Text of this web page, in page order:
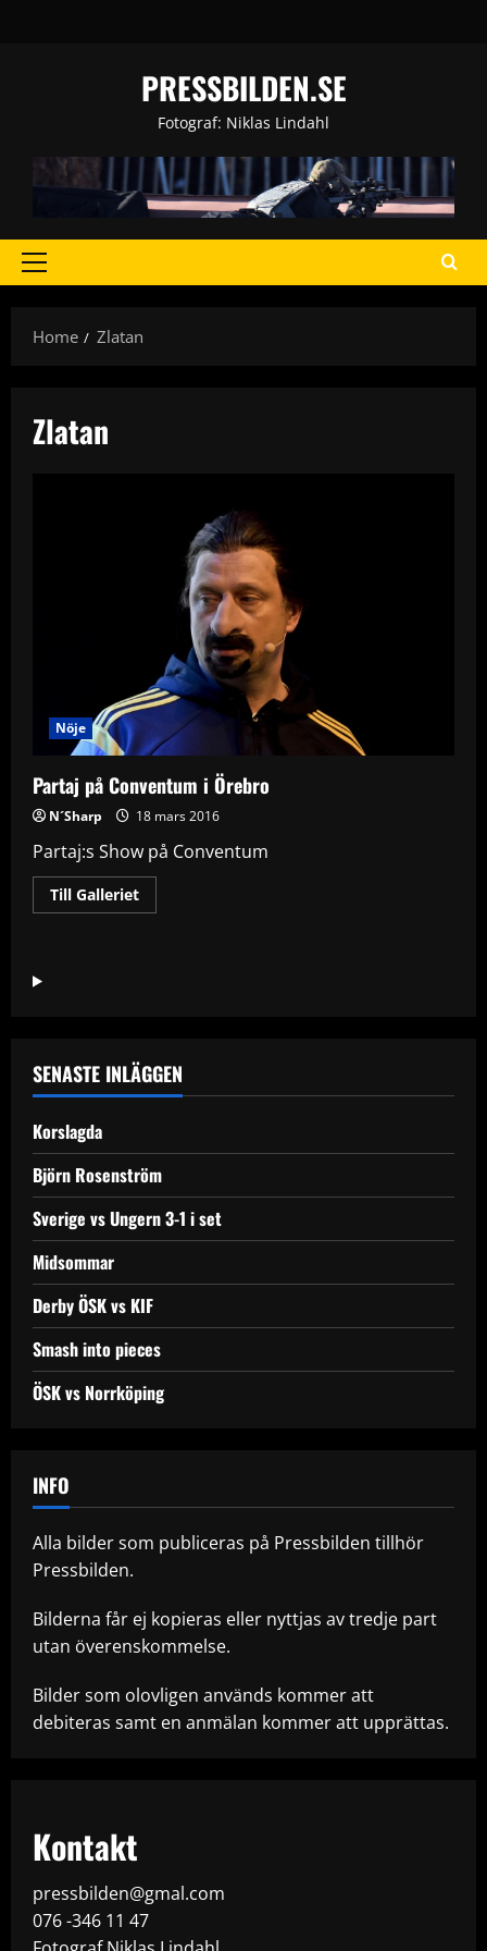
PRESSBILDEN.SE
Fotograf: Niklas Lindahl
Primary
Home
Zlatan
Zlatan
Nöje
Partaj på Conventum i Örebro
N´Sharp 18 mars 2016
Partaj:s Show på Conventum
Till GallerietRead
more
SENASTE INLÄGGEN
Korslagda
Björn Rosenström
Sverige vs Ungern 3-1 i set
Midsommar
Derby ÖSK vs KIF
Smash into pieces
ÖSK vs Norrköping
INFO
Alla bilder som publiceras på Pressbilden tillhör
Pressbilden.
Bilderna får ej kopieras eller nyttjas av tredje part
utan överenskommelse.
Bilder som olovligen används kommer att
debiteras samt en anmälan kommer att upprättas.
Kontakt
pressbilden@gmal.com
076 -346 11 47